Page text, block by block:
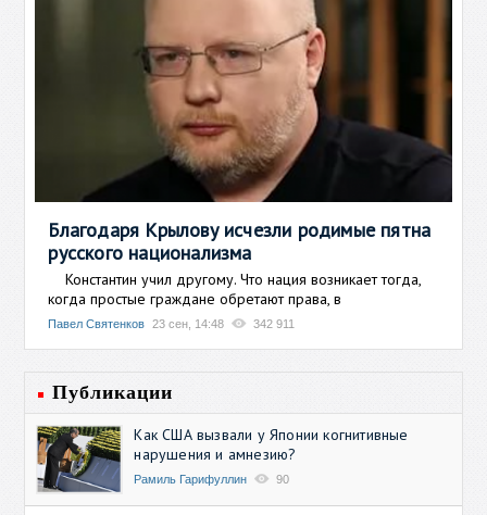
Благодаря Крылову исчезли родимые пятна
русского национализма
Константин учил другому. Что нация возникает тогда,
когда простые граждане обретают права, в
Павел Святенков 23 сен, 14:48 342 911
Публикации
Как США вызвали у Японии когнитивные
нарушения и амнезию?
Рамиль Гарифуллин 90